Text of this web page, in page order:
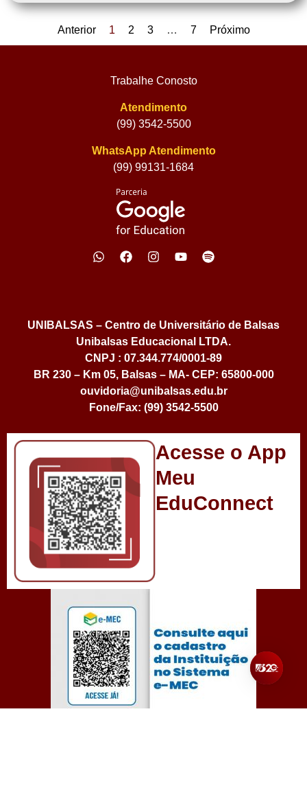
Anterior 1 2 3 … 7 Próximo
Trabalhe Conosto
Atendimento
(99) 3542-5500
WhatsApp Atendimento
(99) 99131-1684
UNIBALSAS – Centro de Universitário de Balsas
Unibalsas Educacional LTDA.
CNPJ : 07.344.774/0001-89
BR 230 – Km 05, Balsas – MA- CEP: 65800-000
ouvidoria@unibalsas.edu.br
Fone/Fax: (99) 3542-5500
Acesse o App
Meu
EduConnect